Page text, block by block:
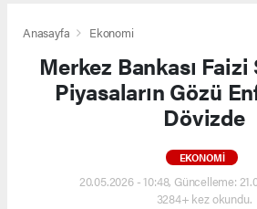
Anasayfa Ekonomi
Merkez Bankası
Piyasaların Gözü
Dövizde
EKONOMI
20.05.2026 - 10:48, Güncelleme:
3284+ kez okundu.